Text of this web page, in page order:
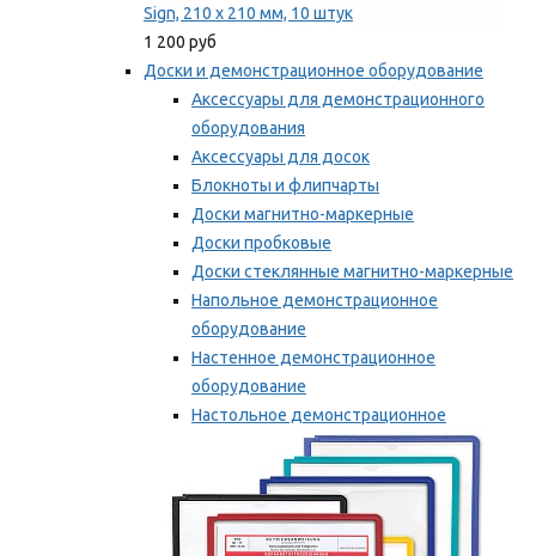
Sign, 210 x 210 мм, 10 штук
1 200 руб
Доски и демонстрационное оборудование
Аксессуары для демонстрационного
оборудования
Аксессуары для досок
Блокноты и флипчарты
Доски магнитно-маркерные
Доски пробковые
Доски стеклянные магнитно-маркерные
Напольное демонстрационное
оборудование
Настенное демонстрационное
оборудование
Настольное демонстрационное
оборудование
Мы рекомендуем